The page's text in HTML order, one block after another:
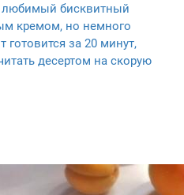
любимый бисквитный
кремом, но немного
готовится за 20 минут,
десертом на скорую